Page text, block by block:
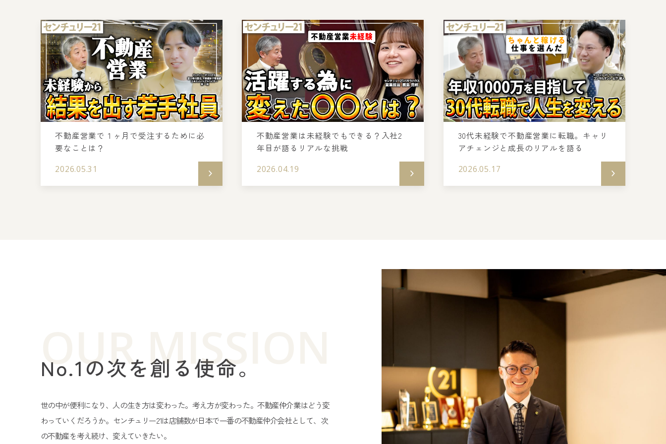
不動産営業で１ヶ月で受注するために必
要なことは？
2026.05.31
不動産営業は未経験でもできる？入社2
年目が語るリアルな挑戦
2026.04.19
30代未経験で不動産営業に転職。キャリ
アチェンジと成長のリアルを語る
2026.05.17
OUR MISSION
No.1の次を創る使命。
世の中が便利になり、人の生き方は変わった。考え方が変わった。不動産仲介業はどう変
わっていくだろうか。 センチュリー21は店舗数が日本で一番の不動産仲介会社として、次
の不動産を考え続け、変えていきたい。